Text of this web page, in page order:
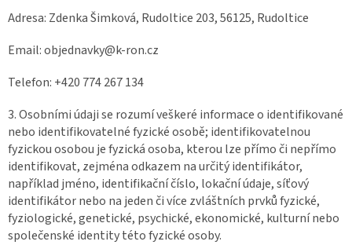
Adresa: Zdenka Šimková, Rudoltice 203, 56125, Rudoltice
Email: objednavky@k-ron.cz
Telefon: +420 774 267 134
3. Osobními údaji se rozumí veškeré informace o identifikované
nebo identifikovatelné fyzické osobě; identifikovatelnou
fyzickou osobou je fyzická osoba, kterou lze přímo či nepřímo
identifikovat, zejména odkazem na určitý identifikátor,
například jméno, identifikační číslo, lokační údaje, síťový
identifikátor nebo na jeden či více zvláštních prvků fyzické,
fyziologické, genetické, psychické, ekonomické, kulturní nebo
společenské identity této fyzické osoby.